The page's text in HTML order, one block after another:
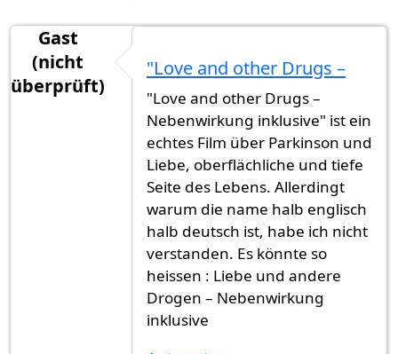
Gast
(nicht
überprüft)
"Love and other Drugs –
"Love and other Drugs –
Nebenwirkung inklusive" ist ein
echtes Film über Parkinson und
Liebe, oberflächliche und tiefe
Seite des Lebens. Allerdingt
warum die name halb englisch
halb deutsch ist, habe ich nicht
verstanden. Es könnte so
heissen : Liebe und andere
Drogen – Nebenwirkung
inklusive